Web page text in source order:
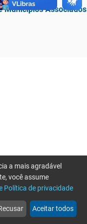
Municípios Associados
web
Notícias
more_horiz
Mais
a mais agradável
você assume
Política de privacidade
Aceitar todos
novamente